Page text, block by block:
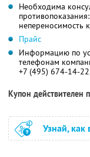
Необходима
непереносимость
Прайс
Информацию по
телефонам
+7 (495) 674-14-
Купон действителен
Узнай, как